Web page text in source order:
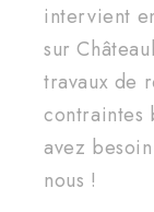
intervient
sur
travaux de
contraintes
avez
nous !